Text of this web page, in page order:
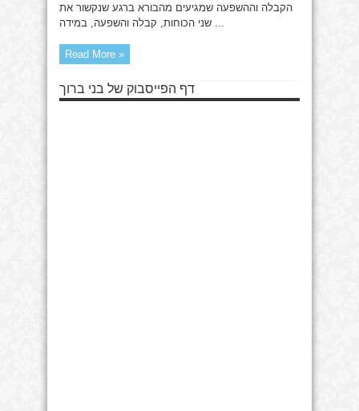
הקבלה וההשפעה שמגיעים מהבורא ברגע שנקשור את
שני הכוחות, קבלה והשפעה, במידה ...
Read More »
דף הפייסבוק של בני ברוך